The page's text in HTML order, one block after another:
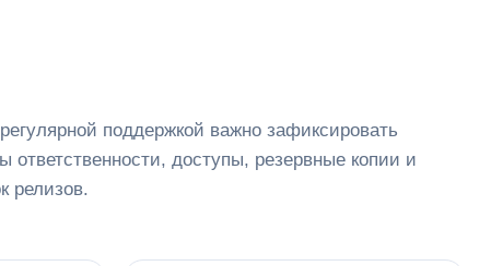
поддержкой важно зафиксировать
ответственности, доступы, резервные копии и
релизов.